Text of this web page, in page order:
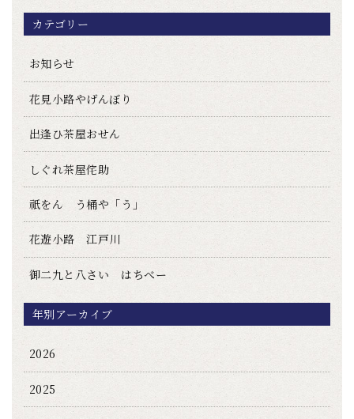
カテゴリー
お知らせ
花見小路やげんぼり
出逢ひ茶屋おせん
しぐれ茶屋侘助
祇をん う桶や「う」
花遊小路 江戸川
御二九と八さい はちべー
年別アーカイブ
2026
2025